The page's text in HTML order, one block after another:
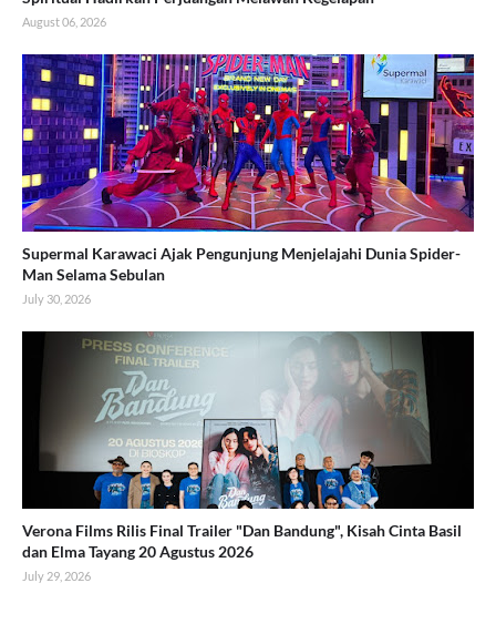
August 06, 2026
Supermal Karawaci Ajak Pengunjung Menjelajahi Dunia Spider-
Man Selama Sebulan
July 30, 2026
Verona Films Rilis Final Trailer "Dan Bandung", Kisah Cinta Basil
dan Elma Tayang 20 Agustus 2026
July 29, 2026